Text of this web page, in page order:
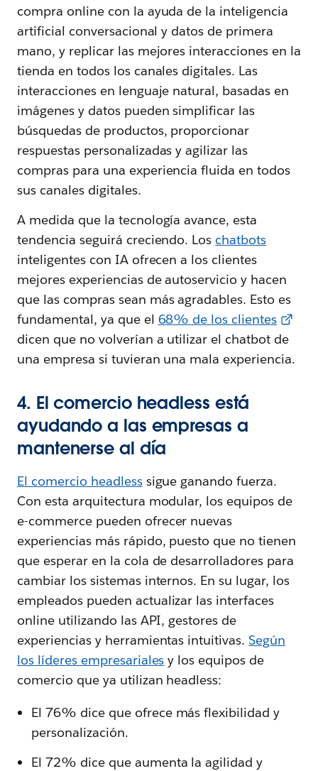
compra online con la ayuda de la inteligencia
artificial conversacional y datos de primera
mano, y replicar las mejores interacciones en la
tienda en todos los canales digitales. Las
interacciones en lenguaje natural, basadas en
imágenes y datos pueden simplificar las
búsquedas de productos, proporcionar
respuestas personalizadas y agilizar las
compras para una experiencia fluida en todos
sus canales digitales.
A medida que la tecnología avance, esta
tendencia seguirá creciendo. Los chatbots
inteligentes con IA ofrecen a los clientes
mejores experiencias de autoservicio y hacen
que las compras sean más agradables. Esto es
fundamental, ya que el 68% de los clientes
dicen que no volverían a utilizar el chatbot de
una empresa si tuvieran una mala experiencia.
4. El comercio headless está
ayudando a las empresas a
mantenerse al día
El comercio headlesssigue ganando fuerza.
Con esta arquitectura modular, los equipos de
e-commerce pueden ofrecer nuevas
experiencias más rápido, puesto que no tienen
que esperar en la cola de desarrolladores para
cambiar los sistemas internos. En su lugar, los
empleados pueden actualizar las interfaces
online utilizando las API, gestores de
experiencias y herramientas intuitivas.Según
los líderes empresariales y los equipos de
comercio que ya utilizan headless:
El 76% dice que ofrece más flexibilidad y
personalización.
El 72% dice que aumenta la agilidad y